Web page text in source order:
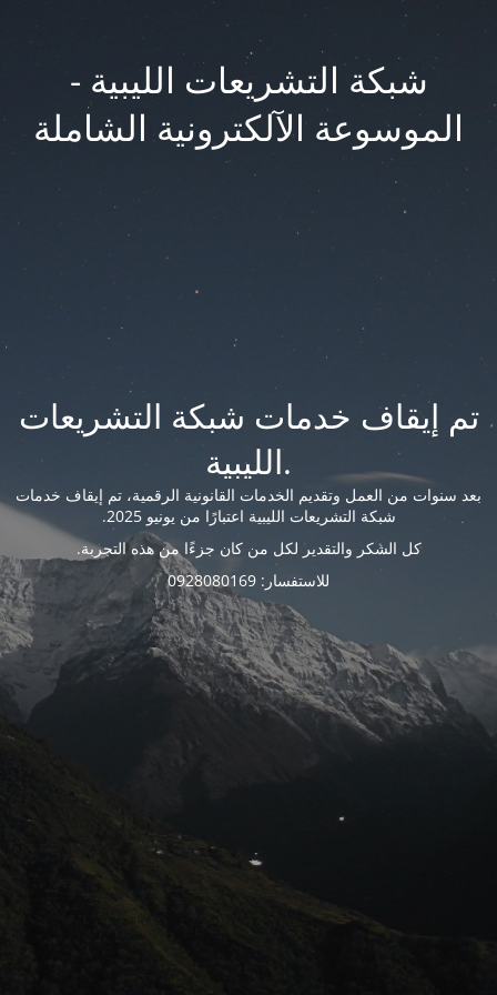
شبكة التشريعات الليبية -
الموسوعة الآلكترونية الشاملة
تم إيقاف خدمات شبكة التشريعات
الليبية.
بعد سنوات من العمل وتقديم الخدمات القانونية الرقمية، تم إيقاف خدمات
شبكة التشريعات الليبية اعتبارًا من يونيو 2025.
كل الشكر والتقدير لكل من كان جزءًا من هذه التجربة.
للاستفسار: 0928080169